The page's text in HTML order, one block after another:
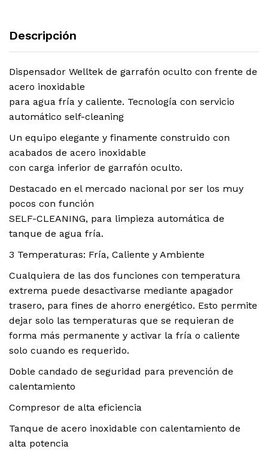
Descripción
Dispensador Welltek de garrafón oculto con frente de
acero inoxidable
para agua fría y caliente. Tecnología con servicio
automático self-cleaning
Un equipo elegante y finamente construido con
acabados de acero inoxidable
con carga inferior de garrafón oculto.
Destacado en el mercado nacional por ser los muy
pocos con función
SELF-CLEANING, para limpieza automática de
tanque de agua fría.
3 Temperaturas: Fría, Caliente y Ambiente
Cualquiera de las dos funciones con temperatura
extrema puede desactivarse mediante apagador
trasero, para fines de ahorro energético. Esto permite
dejar solo las temperaturas que se requieran de
forma más permanente y activar la fría o caliente
solo cuando es requerido.
Doble candado de seguridad para prevención de
calentamiento
Compresor de alta eficiencia
Tanque de acero inoxidable con calentamiento de
alta potencia